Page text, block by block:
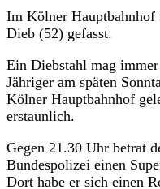
Im Kölner Hauptbahnhof
Dieb (52) gefasst.
Ein Diebstahl mag
Jähriger am späten
Kölner Hauptbahnhof
erstaunlich.
Gegen 21.30 Uhr betrat
Bundespolizei einen
Dort habe er sich einen